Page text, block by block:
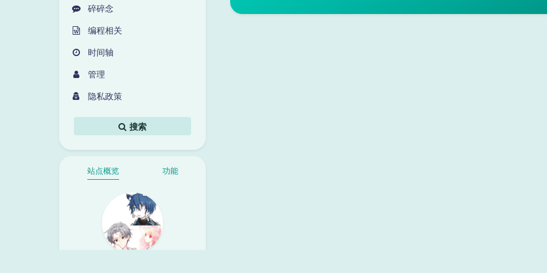
碎碎念
编程相关
时间轴
管理
隐私政策
搜索
站点概览 功能